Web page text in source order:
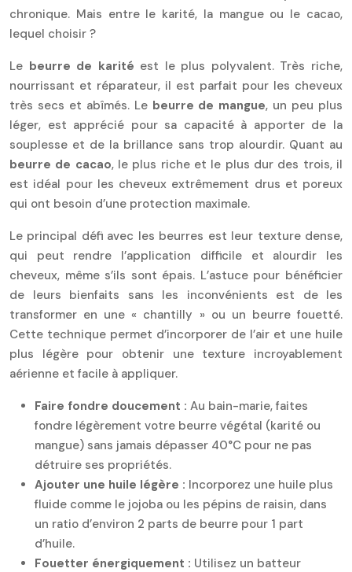
chronique. Mais entre le karité, la mangue ou le cacao,
lequel choisir ?
Le beurre de karité est le plus polyvalent. Très riche,
nourrissant et réparateur, il est parfait pour les cheveux
très secs et abîmés. Le beurre de mangue, un peu plus
léger, est apprécié pour sa capacité à apporter de la
souplesse et de la brillance sans trop alourdir. Quant au
beurre de cacao, le plus riche et le plus dur des trois, il
est idéal pour les cheveux extrêmement drus et poreux
qui ont besoin d’une protection maximale.
Le principal défi avec les beurres est leur texture dense,
qui peut rendre l’application difficile et alourdir les
cheveux, même s’ils sont épais. L’astuce pour bénéficier
de leurs bienfaits sans les inconvénients est de les
transformer en une « chantilly » ou un beurre fouetté.
Cette technique permet d’incorporer de l’air et une huile
plus légère pour obtenir une texture incroyablement
aérienne et facile à appliquer.
Faire fondre doucement : Au bain-marie, faites
fondre légèrement votre beurre végétal (karité ou
mangue) sans jamais dépasser 40°C pour ne pas
détruire ses propriétés.
Ajouter une huile légère : Incorporez une huile plus
fluide comme le jojoba ou les pépins de raisin, dans
un ratio d’environ 2 parts de beurre pour 1 part
d’huile.
Fouetter énergiquement : Utilisez un batteur